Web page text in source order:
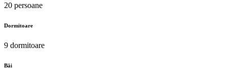
20 persoane
Dormitoare
9 dormitoare
Băi